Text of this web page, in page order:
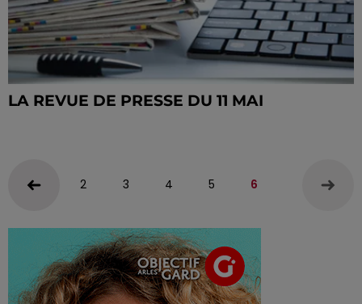
LA REVUE DE PRESSE DU 11 MAI
2 3 4 5 6